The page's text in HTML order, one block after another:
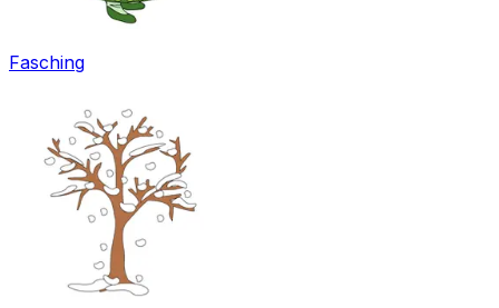
Fasching